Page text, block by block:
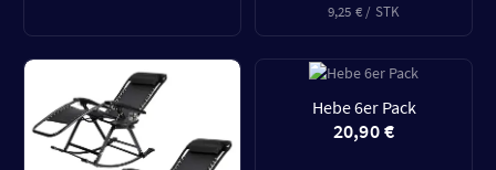
9,25 € / STK
Hebe 6er Pack
20,90 €